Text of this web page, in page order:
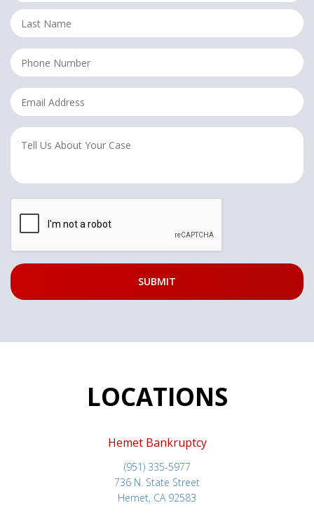
LOCATIONS
Hemet Bankruptcy
(951) 335-5977
736 N. State Street
Hemet, CA 92583